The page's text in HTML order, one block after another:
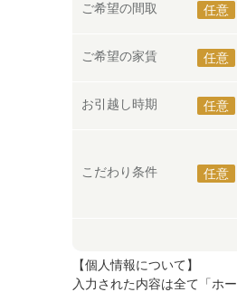
ご希望の間取 任意
ご希望の家賃 任意
お引越し時期 任意
こだわり条件 任意
【個人情報について】
入力された内容は全て「ホ